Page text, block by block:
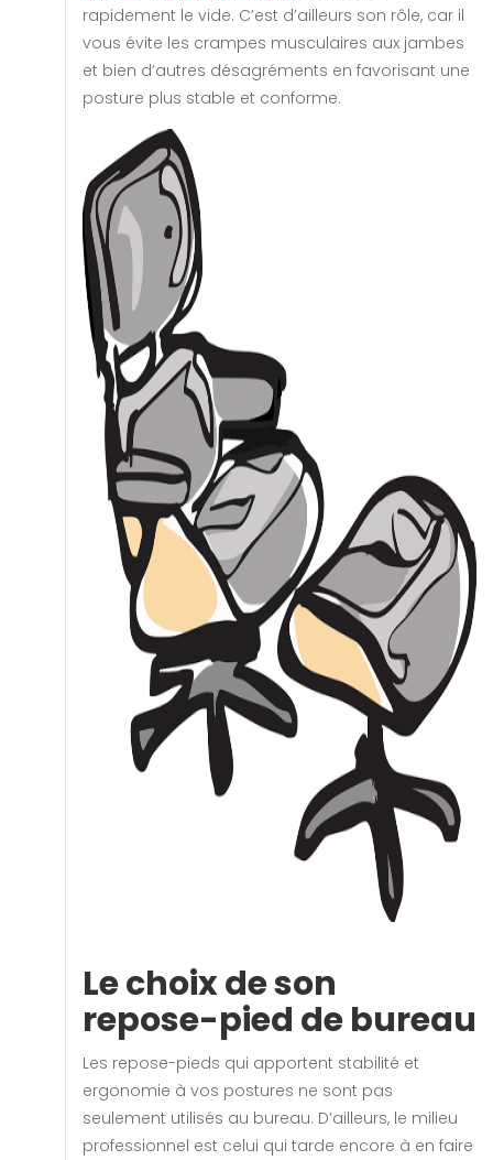
rapidement le vide. C’est d’ailleurs son rôle, car il
vous évite les crampes musculaires aux jambes
et bien d’autres désagréments en favorisant une
posture plus stable et conforme.
Le choix de son
repose-pied de bureau
Les repose-pieds qui apportent stabilité et
ergonomie à vos postures ne sont pas
seulement utilisés au bureau. D’ailleurs, le milieu
professionnel est celui qui tarde encore à en faire